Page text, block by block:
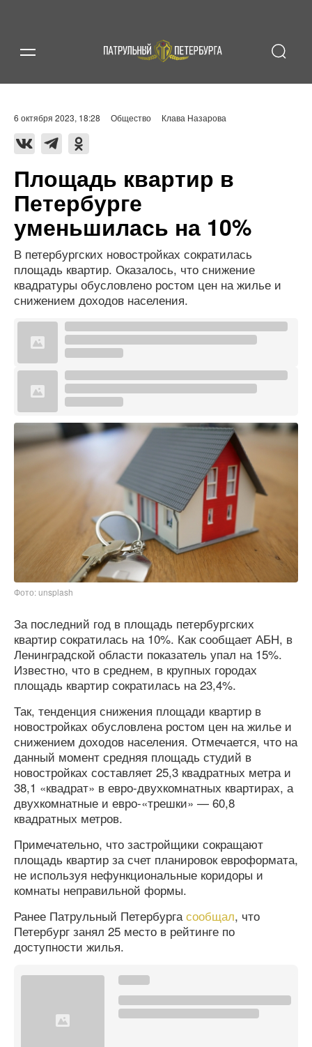
6 октября 2023, 18:28 Общество Клава Назарова
Площадь квартир в
Петербурге
уменьшилась на 10%
В петербургских новостройках сократилась
площадь квартир. Оказалось, что снижение
квадратуры обусловлено ростом цен на жилье и
снижением доходов населения.
Фото: unsplash
За последний год в площадь петербургских
квартир сократилась на 10%. Как сообщает АБН, в
Ленинградской области показатель упал на 15%.
Известно, что в среднем, в крупных городах
площадь квартир сократилась на 23,4%.
Так, тенденция снижения площади квартир в
новостройках обусловлена ростом цен на жилье и
снижением доходов населения. Отмечается, что на
данный момент средняя площадь студий в
новостройках составляет 25,3 квадратных метра и
38,1 «квадрат» в евро-двухкомнатных квартирах, а
двухкомнатные и евро-«трешки» — 60,8
квадратных метров.
Примечательно, что застройщики сокращают
площадь квартир за счет планировок евроформата,
не используя нефункциональные коридоры и
комнаты неправильной формы.
Ранее Патрульный Петербургасообщал, что
Петербург занял 25 место в рейтинге по
доступности жилья.